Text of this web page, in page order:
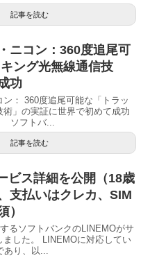
記事を読む
ニコン：360度追尾可
ング光無線通信技
功
ン： 360度追尾可能な「トラッ
術」の実証に世界で初めて成功
ソフトバ...
記事を読む
ビス詳細を公開（18歳
支払いはクレカ、SIM
）
るソフトバンクのLINEMOがサ
ました。 LINEMOに対応してい
り、以...